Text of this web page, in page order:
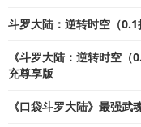
斗罗大陆：逆转时空（
《斗罗大陆：逆转时空
充尊享版
《口袋斗罗大陆》最强武